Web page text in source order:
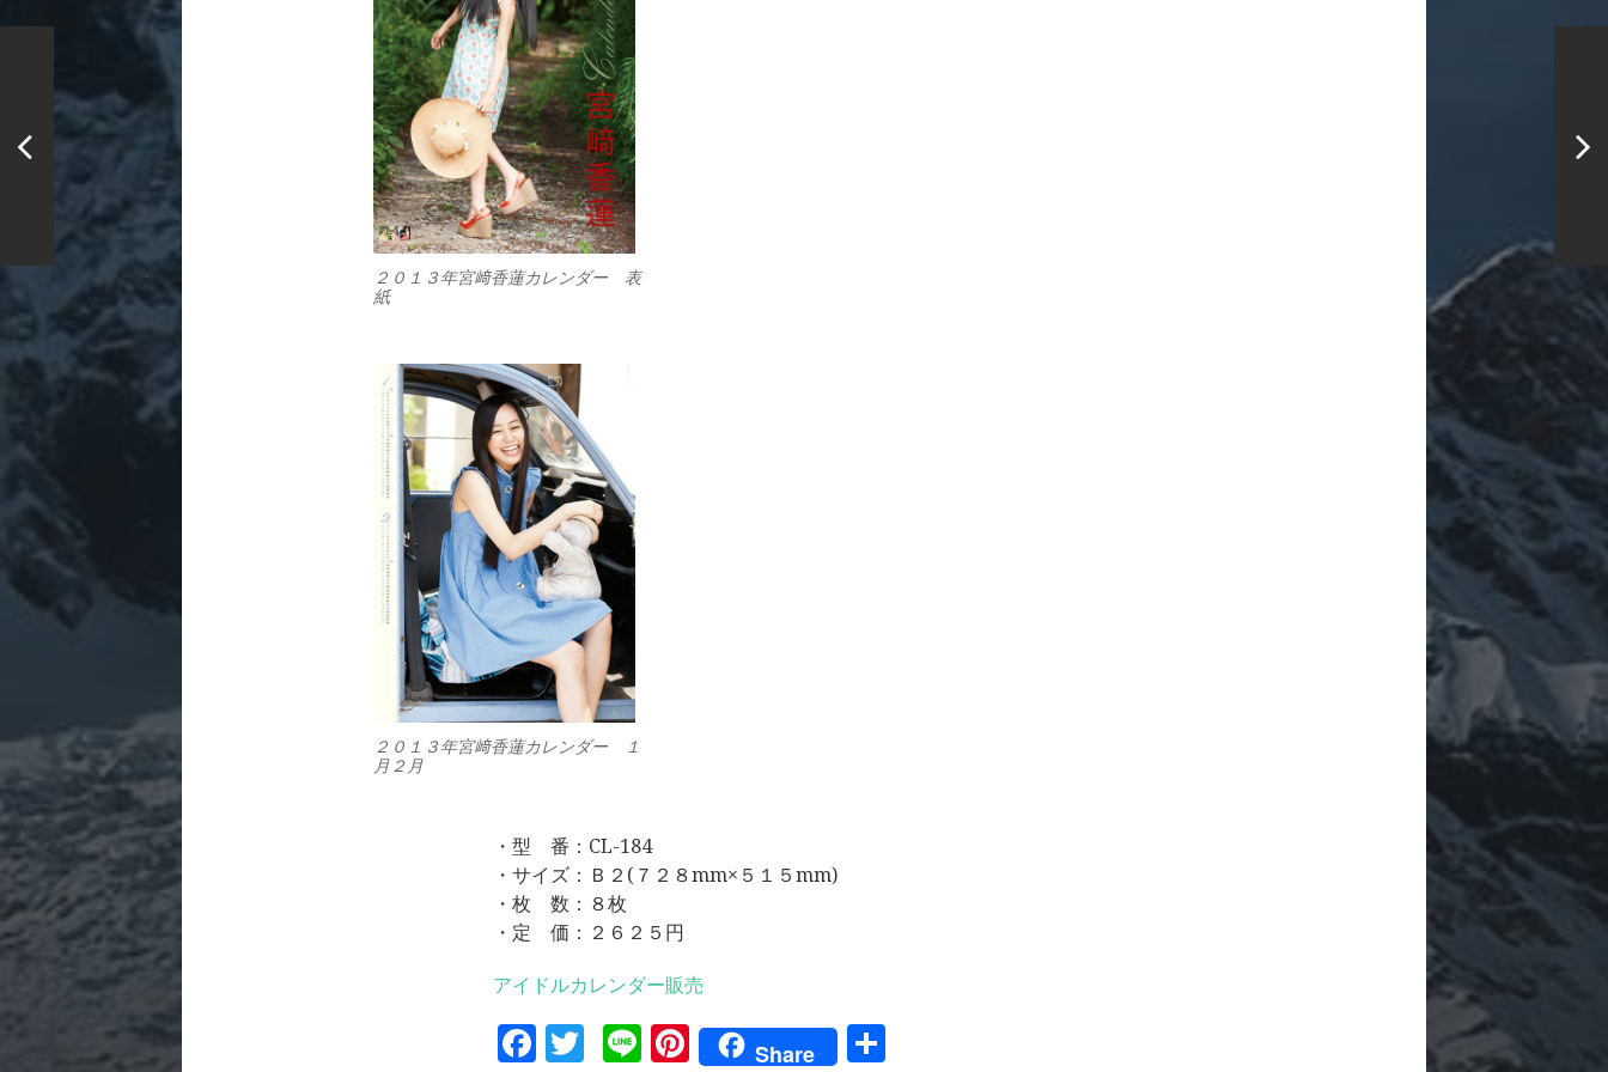
２０１３年宮﨑香蓮カレンダー 表
紙
２０１３年宮﨑香蓮カレンダー １
月２月
・型 番：CL-184
・サイズ：Ｂ２(７２８mm×５１５mm)
・枚 数：８枚
・定 価：２６２５円
アイドルカレンダー販売
Facebook
Twitter
LinePinterest
Share